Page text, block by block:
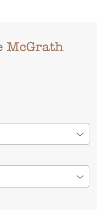
McGrath